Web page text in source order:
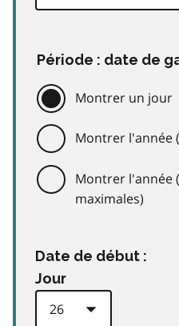
Période : date de
Montrer un jour
Montrer l'année
Montrer l'année
maximales)
Date de début :
Jour